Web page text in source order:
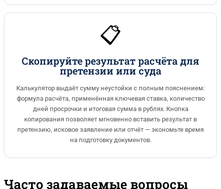
📋
Скопируйте результат расчёта для
претензии или суда
Калькулятор выдаёт сумму неустойки с полным пояснением:
формула расчёта, применённая ключевая ставка, количество
дней просрочки и итоговая сумма в рублях. Кнопка
копирования позволяет мгновенно вставить результат в
претензию, исковое заявление или отчёт — экономьте время
на подготовку документов.
Часто задаваемые вопросы